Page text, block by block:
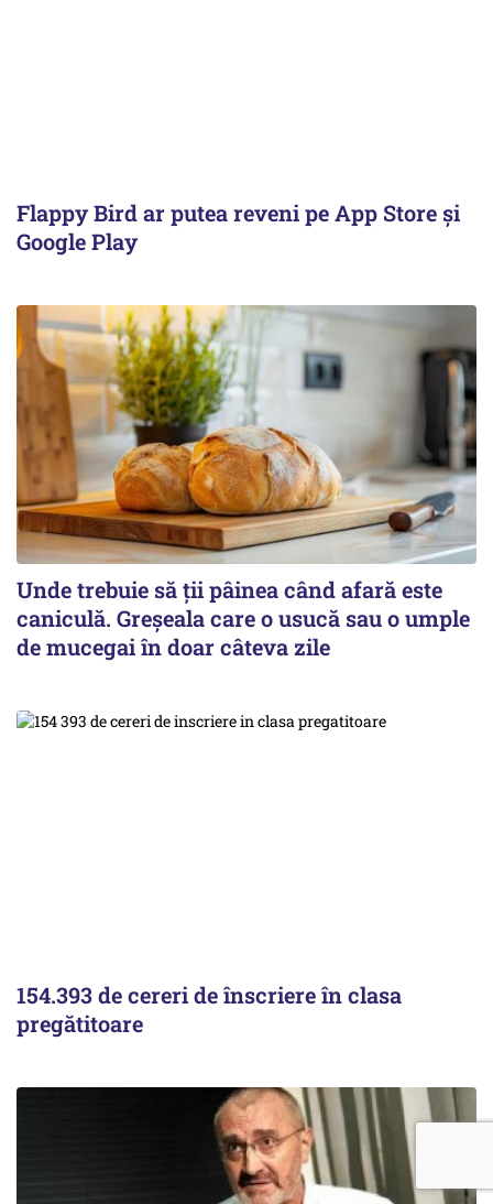
Flappy Bird ar putea reveni pe App Store și
Google Play
Unde trebuie să ții pâinea când afară este
caniculă. Greșeala care o usucă sau o umple
de mucegai în doar câteva zile
154.393 de cereri de înscriere în clasa
pregătitoare